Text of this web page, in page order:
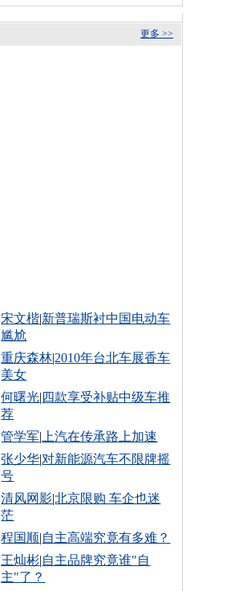
更多 >>
宋文楷|新普瑞斯衬中国电动车
尴尬
重庆森林|2010年台北车展香车
美女
何曙光| 四款享受补贴中级车推
荐
管学军| 上汽在传承路上加速
张少华|对新能源汽车不限牌摇
号
清风网影|北京限购 车企也迷
茫
程国顺|自主高端究竟有多难？
王灿彬|自主品牌究竟谁"自
主"了？